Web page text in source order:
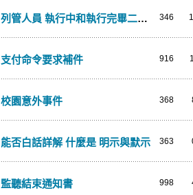
列管人員 執行中和執行完畢二年以後就不用在去驗尿了嗎 346
支付命令要求補件 916
校園意外事件 368
能否白話詳解 什麼是 明示與默示 363
監聽結束通知書 998